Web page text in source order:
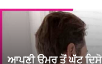
ਆਪਣੀ ਉਮਰ ਤੋਂ ਘੱਟ ਦਿਸੋ